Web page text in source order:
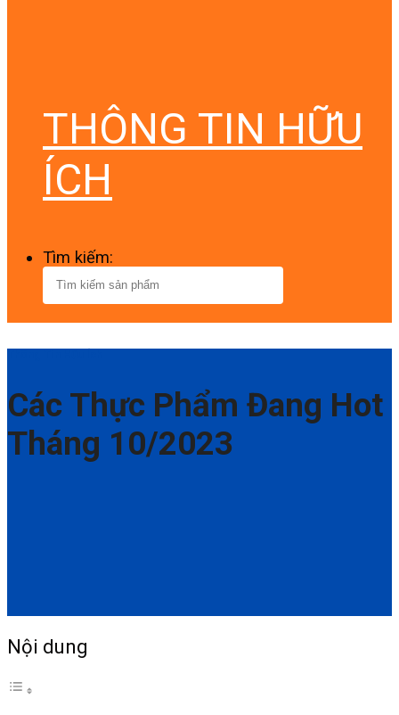
THÔNG TIN HỮU
ÍCH
Tìm kiếm:
Các Thực Phẩm Đang Hot
Tháng 10/2023
Nội dung